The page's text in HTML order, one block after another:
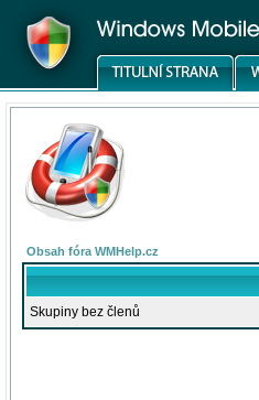
Obsah fóra WMHelp.cz
Skupiny bez členů